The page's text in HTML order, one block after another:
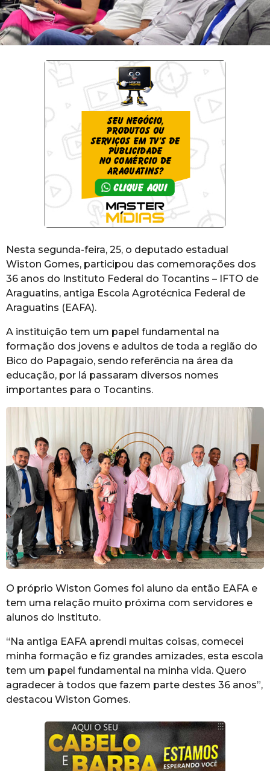
Nesta segunda-feira, 25, o deputado estadual
Wiston Gomes, participou das comemorações dos
36 anos do Instituto Federal do Tocantins – IFTO de
Araguatins, antiga Escola Agrotécnica Federal de
Araguatins (EAFA).
A instituição tem um papel fundamental na
formação dos jovens e adultos de toda a região do
Bico do Papagaio, sendo referência na área da
educação, por lá passaram diversos nomes
importantes para o Tocantins.
O próprio Wiston Gomes foi aluno da então EAFA e
tem uma relação muito próxima com servidores e
alunos do Instituto.
“Na antiga EAFA aprendi muitas coisas, comecei
minha formação e fiz grandes amizades, esta escola
tem um papel fundamental na minha vida. Quero
agradecer à todos que fazem parte destes 36 anos”,
destacou Wiston Gomes.